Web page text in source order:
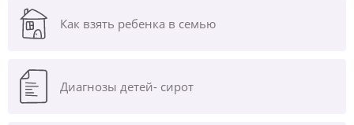
Как взять ребенка в семью
Диагнозы детей- сирот